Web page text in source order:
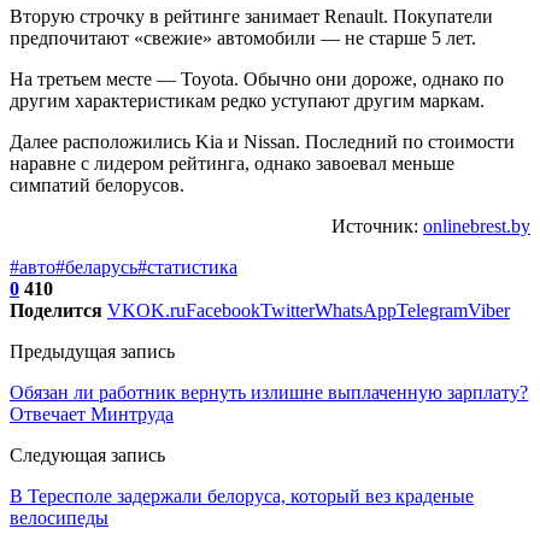
Вторую строчку в рейтинге занимает Renault. Покупатели
предпочитают «свежие» автомобили — не старше 5 лет.
На третьем месте — Toyota. Обычно они дороже, однако по
другим характеристикам редко уступают другим маркам.
Далее расположились Kia и Nissan. Последний по стоимости
наравне с лидером рейтинга, однако завоевал меньше
симпатий белорусов.
Источник: onlinebrest.by
#авто#беларусь#статистика
0 410
Поделится VKOK.ruFacebookTwitterWhatsAppTelegramViber
Предыдущая запись
Обязан ли работник вернуть излишне выплаченную зарплату?
Отвечает Минтруда
Следующая запись
В Тересполе задержали белоруса, который вез краденые
велосипеды